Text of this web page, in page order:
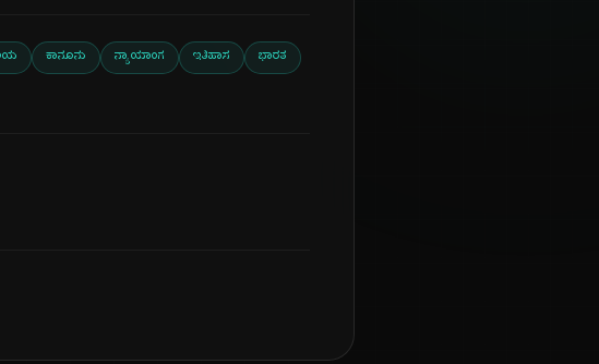
ಕಾನೂನು ನ್ಯಾಯಾಂಗ ಇತಿಹಾಸ ಭಾರತ